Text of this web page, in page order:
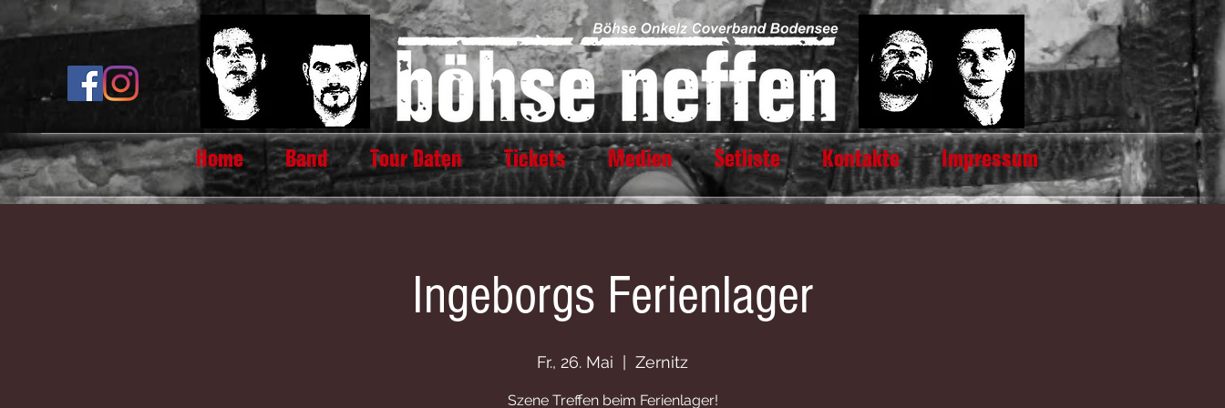
Home Band Tour Daten Tickets Medien Setliste Kontakte Impressum
Ingeborgs Ferienlager
Fr., 26. Mai Zernitz
Szene Treffen beim Ferienlager!